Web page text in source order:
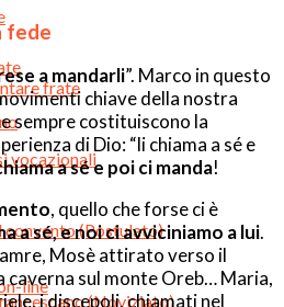
line
frate
vocazionali
convento (Postulato)
(Noviziato)
fede
a mandarli”. Marco in questo
chiave della nostra
sempre costituiscono la
di Dio: “li chiama a sé e
a sé e poi ci manda!
, quello che forse ci è
a sé, e noi ci avviciniamo a lui.
Mosè attirato verso il
caverna sul monte Oreb… Maria,
i discepoli, chiamati nel